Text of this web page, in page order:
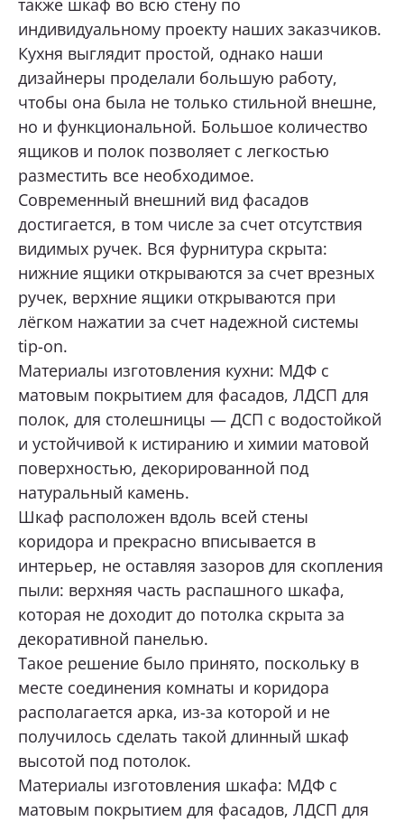
также шкаф во всю стену по
индивидуальному проекту наших заказчиков.
Кухня выглядит простой, однако наши
дизайнеры проделали большую работу,
чтобы она была не только стильной внешне,
но и функциональной. Большое количество
ящиков и полок позволяет с легкостью
разместить все необходимое.
Современный внешний вид фасадов
достигается, в том числе за счет отсутствия
видимых ручек. Вся фурнитура скрыта:
нижние ящики открываются за счет врезных
ручек, верхние ящики открываются при
лёгком нажатии за счет надежной системы
tip-on.
Материалы изготовления кухни: МДФ с
матовым покрытием для фасадов, ЛДСП для
полок, для столешницы — ДСП с водостойкой
и устойчивой к истиранию и химии матовой
поверхностью, декорированной под
натуральный камень.
Шкаф расположен вдоль всей стены
коридора и прекрасно вписывается в
интерьер, не оставляя зазоров для скопления
пыли: верхняя часть распашного шкафа,
которая не доходит до потолка скрыта за
декоративной панелью.
Такое решение было принято, поскольку в
месте соединения комнаты и коридора
располагается арка, из-за которой и не
получилось сделать такой длинный шкаф
высотой под потолок.
Материалы изготовления шкафа: МДФ с
матовым покрытием для фасадов, ЛДСП для
ОТПРАВИТЬ
Нажимая кнопку «Отправить», я даю свое согласие
на обработку моих персональных данных, в соответствии с
Федеральным законом от 27.07.2006 года № 152-ФЗ
«О персональных данных», на условиях и для целей,
определенных вСогласии на обработку персональных данных *